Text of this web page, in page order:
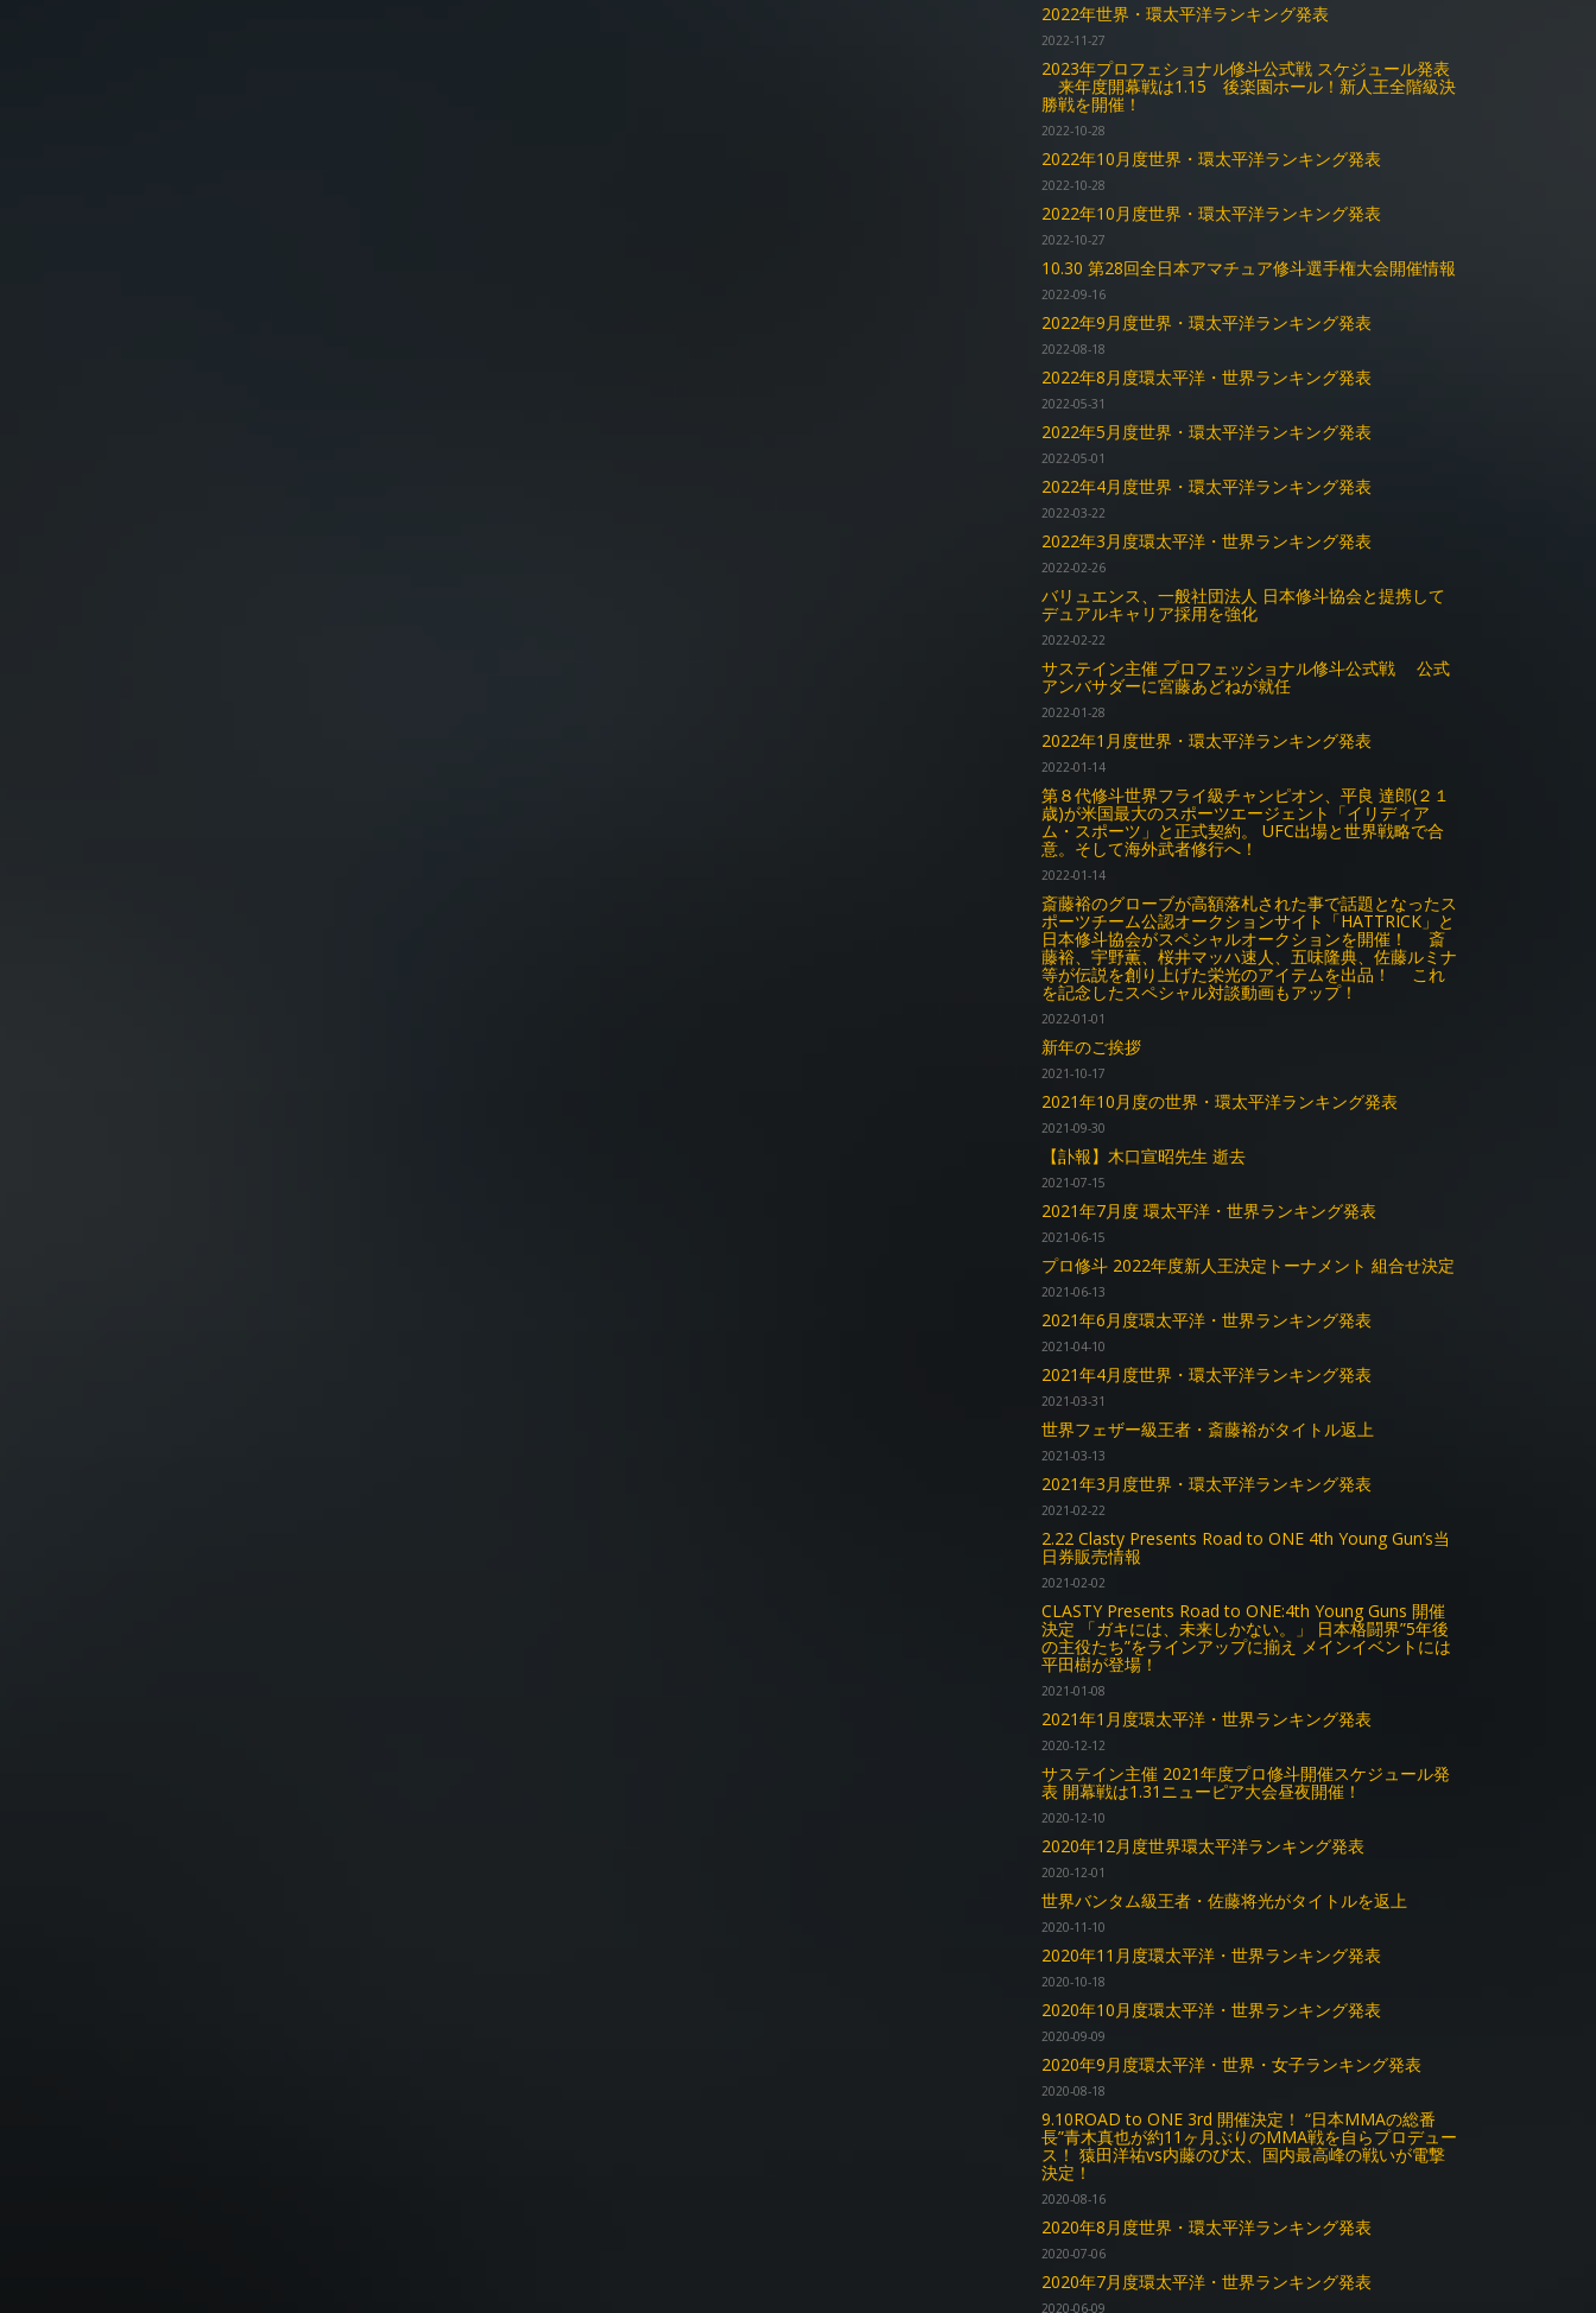
2022年世界・環太平洋ランキング発表
2022-11-27
2023年プロフェショナル修斗公式戦 スケジュール発表
来年度開幕戦は1.15 後楽園ホール！新人王全階級決
勝戦を開催！
2022-10-28
2022年10月度世界・環太平洋ランキング発表
2022-10-28
2022年10月度世界・環太平洋ランキング発表
2022-10-27
10.30 第28回全日本アマチュア修斗選手権大会開催情報
2022-09-16
2022年9月度世界・環太平洋ランキング発表
2022-08-18
2022年8月度環太平洋・世界ランキング発表
2022-05-31
2022年5月度世界・環太平洋ランキング発表
2022-05-01
2022年4月度世界・環太平洋ランキング発表
2022-03-22
2022年3月度環太平洋・世界ランキング発表
2022-02-26
バリュエンス、一般社団法人 日本修斗協会と提携して
デュアルキャリア採用を強化
2022-02-22
サステイン主催 プロフェッショナル修斗公式戦 公式
アンバサダーに宮藤あどねが就任
2022-01-28
2022年1月度世界・環太平洋ランキング発表
2022-01-14
第８代修斗世界フライ級チャンピオン、平良 達郎(２１
歳)が米国最大のスポーツエージェント「イリディア
ム・スポーツ」と正式契約。 UFC出場と世界戦略で合
意。そして海外武者修行へ！
2022-01-14
斎藤裕のグローブが高額落札された事で話題となったス
ポーツチーム公認オークションサイト「HATTRICK」と
日本修斗協会がスペシャルオークションを開催！ 斎
藤裕、宇野薫、桜井マッハ速人、五味隆典、佐藤ルミナ
等が伝説を創り上げた栄光のアイテムを出品！ これ
を記念したスペシャル対談動画もアップ！
2022-01-01
新年のご挨拶
2021-10-17
2021年10月度の世界・環太平洋ランキング発表
2021-09-30
【訃報】木口宣昭先生 逝去
2021-07-15
2021年7月度 環太平洋・世界ランキング発表
2021-06-15
プロ修斗 2022年度新人王決定トーナメント 組合せ決定
2021-06-13
2021年6月度環太平洋・世界ランキング発表
2021-04-10
2021年4月度世界・環太平洋ランキング発表
2021-03-31
世界フェザー級王者・斎藤裕がタイトル返上
2021-03-13
2021年3月度世界・環太平洋ランキング発表
2021-02-22
2.22 Clasty Presents Road to ONE 4th Young Gun’s当
日券販売情報
2021-02-02
CLASTY Presents Road to ONE:4th Young Guns 開催
決定 「ガキには、未来しかない。」 日本格闘界”5年後
の主役たち”をラインアップに揃え メインイベントには
平田樹が登場！
2021-01-08
2021年1月度環太平洋・世界ランキング発表
2020-12-12
サステイン主催 2021年度プロ修斗開催スケジュール発
表 開幕戦は1.31ニューピア大会昼夜開催！
2020-12-10
2020年12月度世界環太平洋ランキング発表
2020-12-01
世界バンタム級王者・佐藤将光がタイトルを返上
2020-11-10
2020年11月度環太平洋・世界ランキング発表
2020-10-18
2020年10月度環太平洋・世界ランキング発表
2020-09-09
2020年9月度環太平洋・世界・女子ランキング発表
2020-08-18
9.10ROAD to ONE 3rd 開催決定！ “日本MMAの総番
長”青木真也が約11ヶ月ぶりのMMA戦を自らプロデュー
ス！ 猿田洋祐vs内藤のび太、国内最高峰の戦いが電撃
決定！
2020-08-16
2020年8月度世界・環太平洋ランキング発表
2020-07-06
2020年7月度環太平洋・世界ランキング発表
2020-06-09